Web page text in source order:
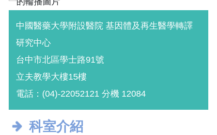
中國醫藥大學附設醫院 基因體及再生醫學轉譯
研究中心
台中市北區學士路91號
立夫教學大樓15樓
電話：(04)-22052121 分機 12084
科室介紹